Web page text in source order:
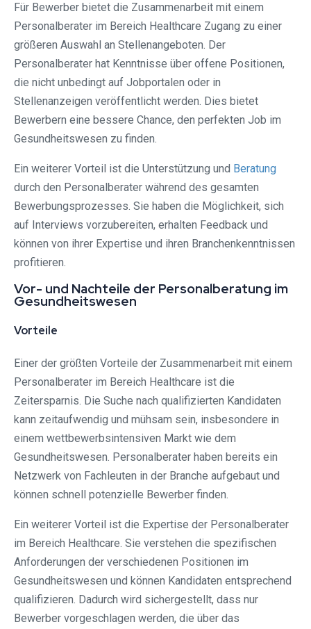
Für Bewerber bietet die Zusammenarbeit mit einem
Personalberater im Bereich Healthcare Zugang zu einer
größeren Auswahl an Stellenangeboten. Der
Personalberater hat Kenntnisse über offene Positionen,
die nicht unbedingt auf Jobportalen oder in
Stellenanzeigen veröffentlicht werden. Dies bietet
Bewerbern eine bessere Chance, den perfekten Job im
Gesundheitswesen zu finden.
Ein weiterer Vorteil ist die Unterstützung und Beratung
durch den Personalberater während des gesamten
Bewerbungsprozesses. Sie haben die Möglichkeit, sich
auf Interviews vorzubereiten, erhalten Feedback und
können von ihrer Expertise und ihren Branchenkenntnissen
profitieren.
Vor- und Nachteile der Personalberatung im
Gesundheitswesen
Vorteile
Einer der größten Vorteile der Zusammenarbeit mit einem
Personalberater im Bereich Healthcare ist die
Zeitersparnis. Die Suche nach qualifizierten Kandidaten
kann zeitaufwendig und mühsam sein, insbesondere in
einem wettbewerbsintensiven Markt wie dem
Gesundheitswesen. Personalberater haben bereits ein
Netzwerk von Fachleuten in der Branche aufgebaut und
können schnell potenzielle Bewerber finden.
Ein weiterer Vorteil ist die Expertise der Personalberater
im Bereich Healthcare. Sie verstehen die spezifischen
Anforderungen der verschiedenen Positionen im
Gesundheitswesen und können Kandidaten entsprechend
qualifizieren. Dadurch wird sichergestellt, dass nur
Bewerber vorgeschlagen werden, die über das